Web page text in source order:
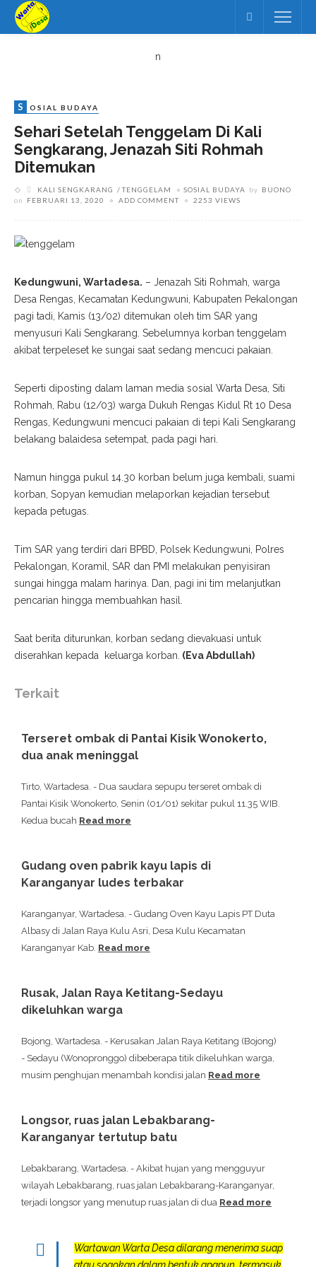
n
S OSIAL BUDAYA
Sehari Setelah Tenggelam Di Kali
Sengkarang, Jenazah Siti Rohmah
Ditemukan
KALI SENGKARANG TENGGELAM SOSIAL BUDAYA by BUONO
on
FEBRUARI 13, 2020 ADD COMMENT 2253 VIEWS
Kedungwuni, Wartadesa. – Jenazah Siti Rohmah, warga
Desa Rengas, Kecamatan Kedungwuni, Kabupaten Pekalongan
pagi tadi, Kamis (13/02) ditemukan oleh tim SAR yang
menyusuri Kali Sengkarang. Sebelumnya korban tenggelam
akibat terpeleset ke sungai saat sedang mencuci pakaian.
Seperti diposting dalam laman media sosial Warta Desa, Siti
Rohmah, Rabu (12/03) warga Dukuh Rengas Kidul Rt 10 Desa
Rengas, Kedungwuni mencuci pakaian di tepi Kali Sengkarang
belakang balaidesa setempat, pada pagi hari.
Namun hingga pukul 14.30 korban belum juga kembali, suami
korban, Sopyan kemudian melaporkan kejadian tersebut
kepada petugas.
Tim SAR yang terdiri dari BPBD, Polsek Kedungwuni, Polres
Pekalongan, Koramil, SAR dan PMI melakukan penyisiran
sungai hingga malam harinya. Dan, pagi ini tim melanjutkan
pencarian hingga membuahkan hasil.
Saat berita diturunkan, korban sedang dievakuasi untuk
diserahkan kepada keluarga korban. (Eva Abdullah)
Terkait
Terseret ombak di Pantai Kisik Wonokerto,
dua anak meninggal
Tirto, Wartadesa. - Dua saudara sepupu terseret ombak di
Pantai Kisik Wonokerto, Senin (01/01) sekitar pukul 11.35 WIB.
Kedua bucah Read more
Gudang oven pabrik kayu lapis di
Karanganyar ludes terbakar
Karanganyar, Wartadesa. - Gudang Oven Kayu Lapis PT Duta
Albasy di Jalan Raya Kulu Asri, Desa Kulu Kecamatan
Karanganyar Kab. Read more
Rusak, Jalan Raya Ketitang-Sedayu
dikeluhkan warga
Bojong, Wartadesa. - Kerusakan Jalan Raya Ketitang (Bojong)
- Sedayu (Wonopronggo) dibeberapa titik dikeluhkan warga,
musim penghujan menambah kondisi jalan Read more
Longsor, ruas jalan Lebakbarang-
Karanganyar tertutup batu
Lebakbarang, Wartadesa. - Akibat hujan yang mengguyur
wilayah Lebakbarang, ruas jalan Lebakbarang-Karanganyar,
terjadi longsor yang menutup ruas jalan di dua Read more
Wartawan Warta Desa dilarang menerima suap